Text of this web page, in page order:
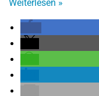
Weiterlesen »